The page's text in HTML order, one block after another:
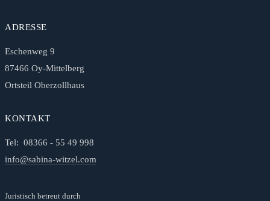
ADRESSE
Eschenweg 9
87466 Oy-Mittelberg
Ortsteil Oberzollhaus
KONTAKT
Tel: 08366 - 55 49 998
info@sabina-witzel.com
Juristisch betreut durch